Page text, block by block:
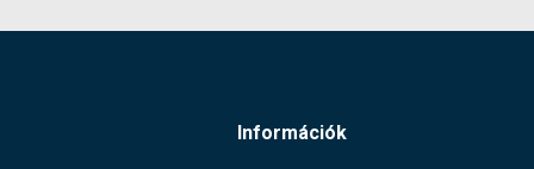
Információk